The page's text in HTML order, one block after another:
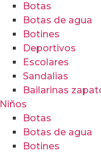
Botas
Botas de agua
Botines
Deportivos
Escolares
Sandalias
Bailarinas
Niños
Botas
Botas de agua
Botines